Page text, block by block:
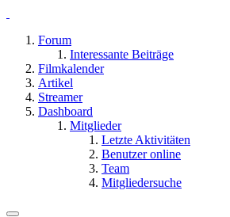
Forum
Interessante Beiträge
Filmkalender
Artikel
Streamer
Dashboard
Mitglieder
Letzte Aktivitäten
Benutzer online
Team
Mitgliedersuche